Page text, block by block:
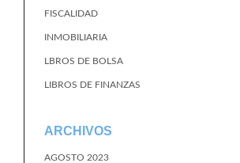
FISCALIDAD
INMOBILIARIA
LBROS DE BOLSA
LIBROS DE FINANZAS
ARCHIVOS
AGOSTO 2023